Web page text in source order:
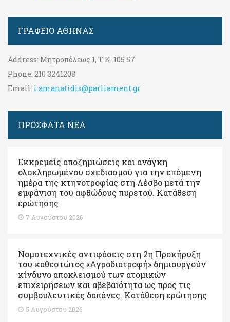
ΓΡΑΦΕΊΟ ΑΘΉΝΑΣ
Address: Μητροπόλεως 1, Τ.Κ. 105 57
Phone: 210 3241208
Email: i.amanatidis@parliament.gr
ΠΡΟΣΦΑΤΑ ΝΕΑ
Εκκρεμείς αποζημιώσεις και ανάγκη
ολοκληρωμένου σχεδιασμού για την επόμενη
ημέρα της κτηνοτροφίας στη Λέσβο μετά την
εμφάνιση του αφθώδους πυρετού. Kατάθεση
ερώτησης
7 Αυγούστου 2026
Νομοτεχνικές αντιφάσεις στη 2η Προκήρυξη
του καθεστώτος «Αγροδιατροφή» δημιουργούν
κίνδυνο αποκλεισμού των ατομικών
επιχειρήσεων και αβεβαιότητα ως προς τις
συμβουλευτικές δαπάνες. Κατάθεση ερώτησης
5 Αυγούστου 2026